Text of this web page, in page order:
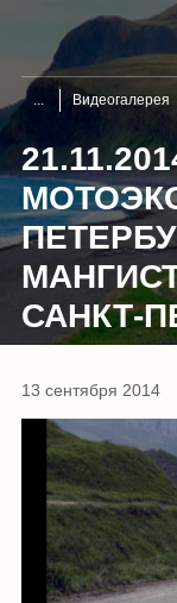
Видеогалерея
САНКТ-
13 сентября 2014